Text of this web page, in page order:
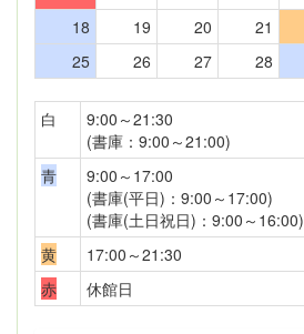
18
19 20 21
25
26 27 28
白
9:00～21:30
(書庫：9:00～21:00)
青
9:00～17:00
(書庫(平日)：9:00～17:00)
(書庫(土日祝日)：9:00～16:00)
黄
17:00～21:30
赤
休館日